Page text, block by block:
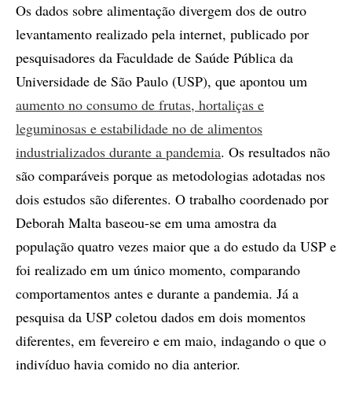
Os dados sobre alimentação divergem dos de outro
levantamento realizado pela internet, publicado por
pesquisadores da Faculdade de Saúde Pública da
Universidade de São Paulo (USP), que apontou um
aumento no consumo de frutas, hortaliças e
leguminosas e estabilidade no de alimentos
industrializados durante a pandemia. Os resultados não
são comparáveis porque as metodologias adotadas nos
dois estudos são diferentes. O trabalho coordenado por
Deborah Malta baseou-se em uma amostra da
população quatro vezes maior que a do estudo da USP e
foi realizado em um único momento, comparando
comportamentos antes e durante a pandemia. Já a
pesquisa da USP coletou dados em dois momentos
diferentes, em fevereiro e em maio, indagando o que o
indivíduo havia comido no dia anterior.